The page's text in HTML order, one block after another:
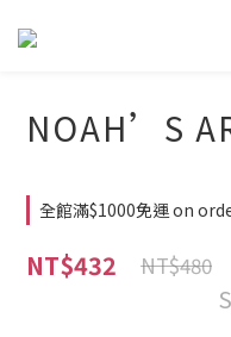
NOAH’S
全館滿$1000免運 on
NT$432 NT$480